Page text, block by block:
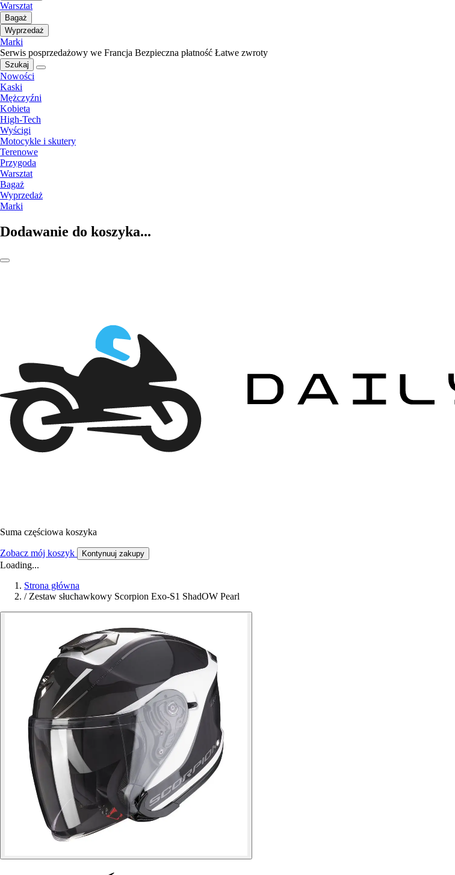
Warsztat
Bagaż
Wyprzedaż
Marki
Serwis posprzedażowy we Francja Bezpieczna płatność Łatwe zwroty
Szukaj
Nowości
Kaski
Mężczyźni
Kobieta
High-Tech
Wyścigi
Motocykle i skutery
Terenowe
Przygoda
Warsztat
Bagaż
Wyprzedaż
Marki
Dodawanie do koszyka...
Suma częściowa koszyka
Zobacz mój koszyk Kontynuuj zakupy
Loading...
Strona główna
/ Zestaw słuchawkowy Scorpion Exo-S1 ShadOW Pearl